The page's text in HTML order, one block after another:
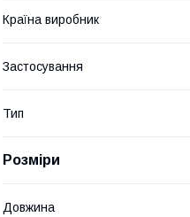
Країна виробник
Застосування
Тип
Розміри
Довжина